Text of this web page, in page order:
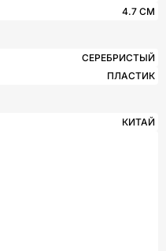
4.7 СМ
СЕРЕБРИСТЫЙ
ПЛАСТИК
КИТАЙ